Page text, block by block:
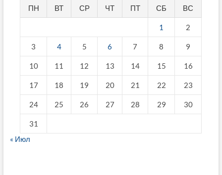
ПН ВТ СР ЧТ ПТ СБ ВС
1 2
3 4 5 6 7 8 9
10 11 12 13 14 15 16
17 18 19 20 21 22 23
24 25 26 27 28 29 30
31
« Июл